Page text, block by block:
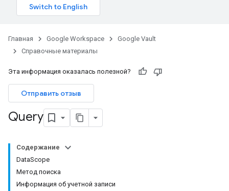
Главная Google Workspace
Google Vault
Справочные материалы
Эта информация оказалась полезной?
Отправить отзыв
Query
Содержание
DataScope
Метод поиска
Информация об учетной записи